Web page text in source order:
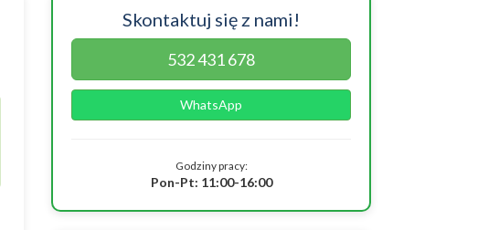
Skontaktuj się z nami!
532 431 678
WhatsApp
Godziny pracy:
Pon-Pt: 11:00-16:00